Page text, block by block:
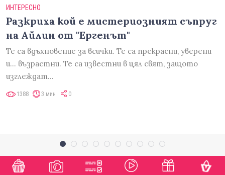
ИНТЕРЕСНО
Разкриха кой е мистериозният съпруг
на Айлин от "Ергенът"
Те са вдъхновение за всички. Те са прекрасни, уверени
и... възрастни. Те са известни в цял свят, защото
изглеждат…
1388 3 мин 0